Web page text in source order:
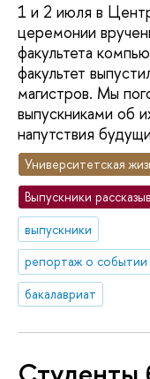
1 и 2 июля в
церемонии
факультета
факультет
магистров. Мы
выпускниками об
напутствия
Университетская
Выпускники
выпускники
репортаж о событии
бакалавриат